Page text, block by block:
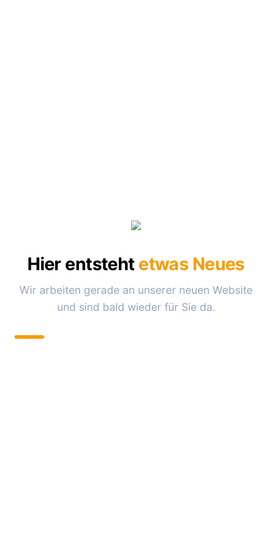
Hier entsteht etwas Neues
Wir arbeiten gerade an unserer neuen Website
und sind bald wieder für Sie da.